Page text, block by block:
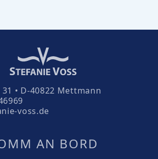
• D-40822 Mettmann
voss.de
AN BORD